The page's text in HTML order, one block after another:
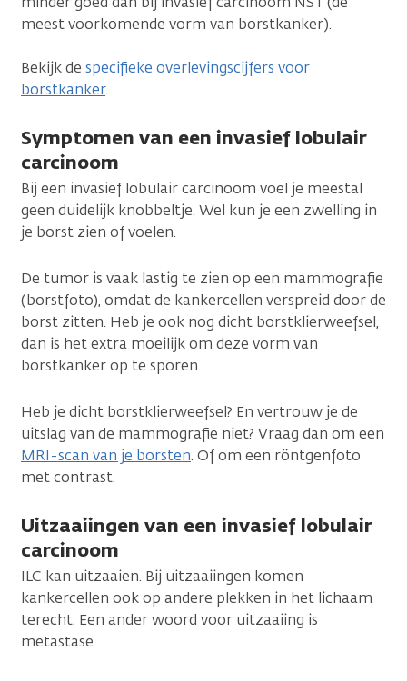
meest voorkomende vorm van borstkanker).
Bekijk de specifieke overlevingscijfers voor
borstkanker.
Symptomen van een invasief lobulair
carcinoom
Bij een invasief lobulair carcinoom voel je meestal
geen duidelijk knobbeltje. Wel kun je een zwelling in
je borst zien of voelen.
De tumor is vaak lastig te zien op een mammografie
(borstfoto), omdat de kankercellen verspreid door de
borst zitten. Heb je ook nog dicht borstklierweefsel,
dan is het extra moeilijk om deze vorm van
borstkanker op te sporen.
Heb je dicht borstklierweefsel? En vertrouw je de
uitslag van de mammografie niet? Vraag dan om een
MRI-scan van je borsten. Of om een röntgenfoto
met contrast.
Uitzaaiingen van een invasief lobulair
carcinoom
ILC kan uitzaaien. Bij uitzaaiingen komen
kankercellen ook op andere plekken in het lichaam
terecht. Een ander woord voor uitzaaiing is
metastase.